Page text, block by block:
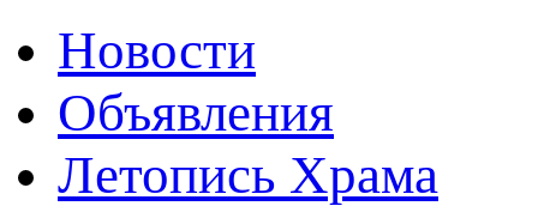
Новости
Объявления
Летопись Храма